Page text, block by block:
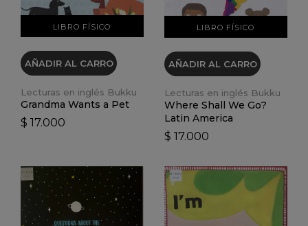
LIBRO FÍSICO
AÑADIR AL CARRO
Lecturas en inglés Bukku
Grandma Wants a Pet
$ 17.000
LIBRO FÍSICO
AÑADIR AL CARRO
Lecturas en inglés Bukku
Where Shall We Go?
Latin America
$ 17.000